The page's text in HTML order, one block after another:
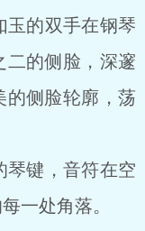
的双手在钢琴
二的侧脸，深邃
的侧脸轮廓，荡
键，音符在空
一处角落。